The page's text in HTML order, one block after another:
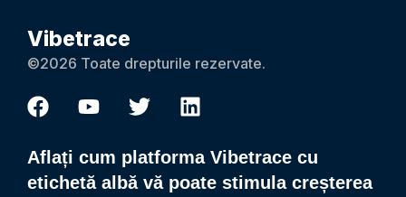
Vibetrace
©2026 Toate drepturile rezervate.
Aflați cum platforma Vibetrace cu
etichetă albă vă poate stimula creșterea